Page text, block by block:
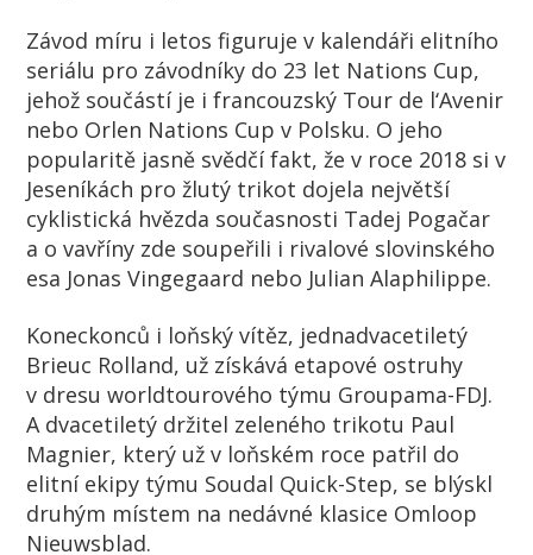
Závod míru i letos figuruje v kalendáři elitního
seriálu pro závodníky do 23 let Nations Cup,
jehož součástí je i francouzský Tour de l‘Avenir
nebo Orlen Nations Cup v Polsku. O jeho
popularitě jasně svědčí fakt, že v roce 2018 si v
Jeseníkách pro žlutý trikot dojela největší
cyklistická hvězda současnosti Tadej Pogačar
a o vavříny zde soupeřili i rivalové slovinského
esa Jonas Vingegaard nebo Julian Alaphilippe.
Koneckonců i loňský vítěz, jednadvacetiletý
Brieuc Rolland, už získává etapové ostruhy
v dresu worldtourového týmu Groupama-FDJ.
A dvacetiletý držitel zeleného trikotu Paul
Magnier, který už v loňském roce patřil do
elitní ekipy týmu Soudal Quick-Step, se blýskl
druhým místem na nedávné klasice Omloop
Nieuwsblad.